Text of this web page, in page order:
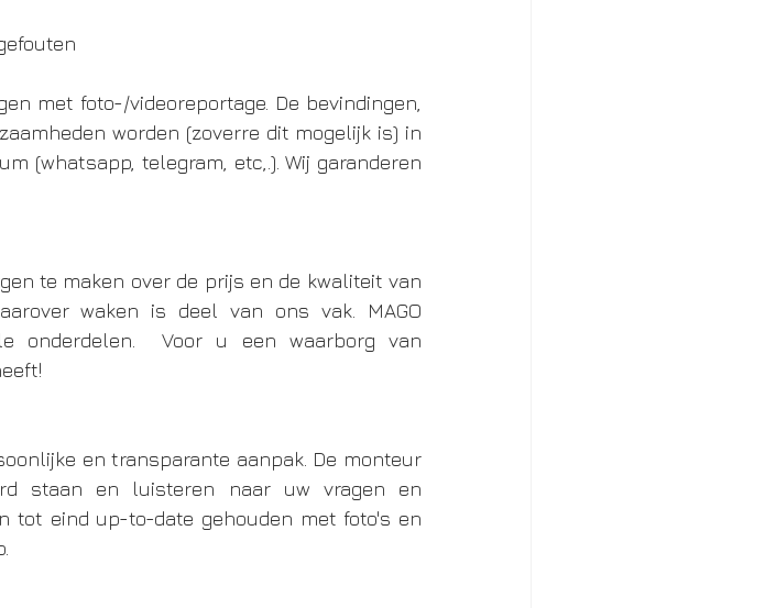
met foto-/videoreportage. De bevindingen,
worden (zoverre dit mogelijk is) in
(whatsapp, telegram, etc,.). Wij garanderen
te maken over de prijs en de kwaliteit van
waken is deel van ons vak. MAGO
onderdelen.  Voor u een waarborg van
en transparante aanpak. De monteur
staan en luisteren naar uw vragen en
tot eind up-to-date gehouden met foto's en